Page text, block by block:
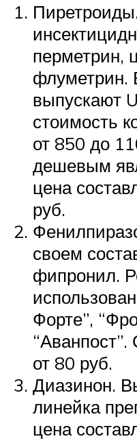
перметрин,
флуметрин.
выпускают
стоимость
от 850 до
дешевым
цена
руб.
своем
фипронил.
Форте”,
от 80 руб.
Диазинон.
линейка
цена